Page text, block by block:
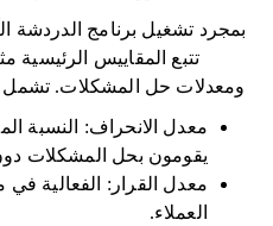
بمجرد تشغيل برنامج الدردشة
تتبع المقاييس الرئيسية
ومعدلات حل المشكلات. تشمل
معدل الانحراف: النسبة
يقومون بحل المشكلات
معدل القرار: الفعالية
العملاء.